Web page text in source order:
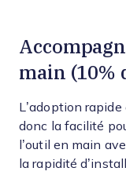
main (10%
L’adoption
donc la facilité
l’outil en main
la rapidité